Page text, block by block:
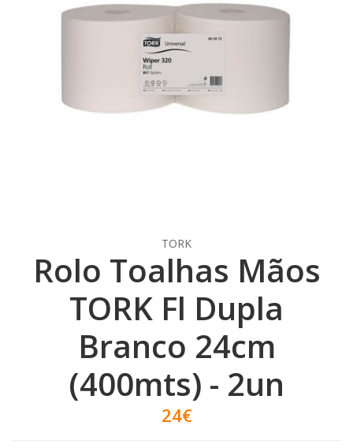
TORK
Rolo Toalhas Mãos
TORK Fl Dupla
Branco 24cm
(400mts) - 2un
24€